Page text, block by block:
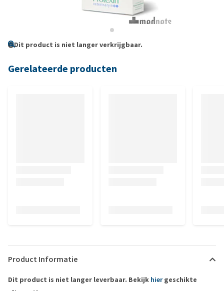
Dit product is niet langer verkrijgbaar.
Gerelateerde producten
Product Informatie
Dit product is niet langer leverbaar. Bekijk hiergeschikte